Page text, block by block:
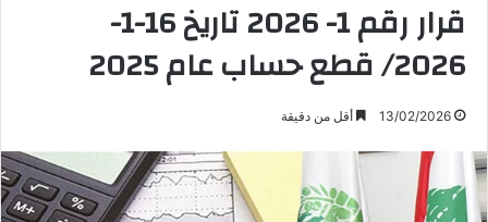
قرار رقم 1- 2026 تاريخ 16-1-
2026/ قطع حساب عام 2025
13/02/2026 أقل من دقيقة